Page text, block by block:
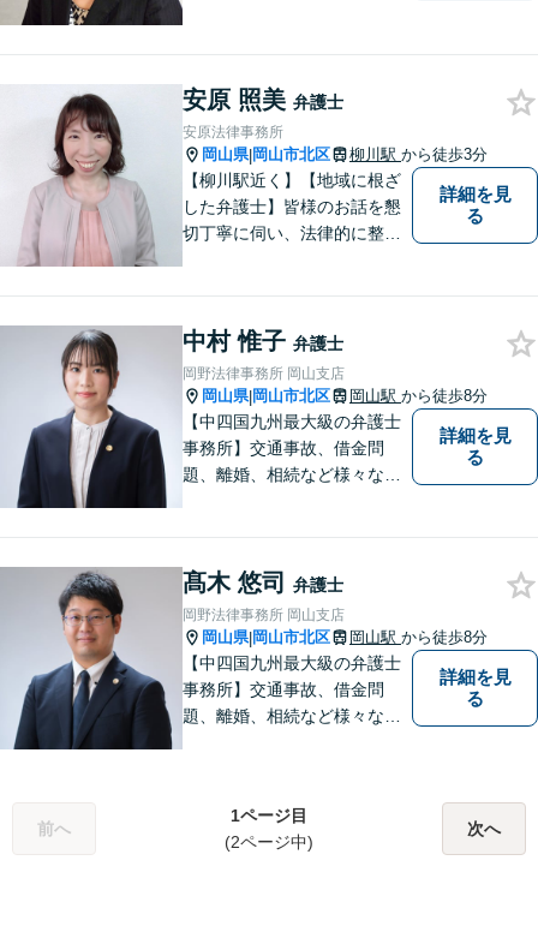
安原 照美 弁護士
安原法律事務所
岡山県|岡山市北区 柳川駅 から徒歩3分
【柳川駅近く】【地域に根ざ
した弁護士】皆様のお話を懇
切丁寧に伺い、法律的に整理
少しでも解決されますよう，
誠心誠意努力いたす所存で
す。皆様方のご来所をお待ち
しております。
詳細を見
る
中村 惟子 弁護士
岡野法律事務所 岡山支店
岡山県|岡山市北区 岡山駅 から徒歩8分
【中四国九州最大級の弁護士
事務所】交通事故、借金問
題、離婚、相続など様々な問
い！
詳細を見
る
髙木 悠司 弁護士
岡野法律事務所 岡山支店
岡山県|岡山市北区 岡山駅 から徒歩8分
【中四国九州最大級の弁護士
事務所】交通事故、借金問
題、離婚、相続など様々な問
詳細を見
る
前へ
1ページ目
(2ページ中)
次へ